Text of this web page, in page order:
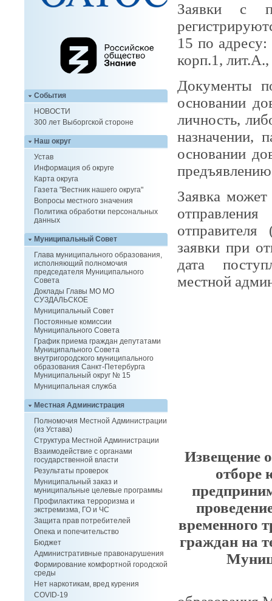
События
НОВОСТИ
300 лет Выборгской стороне
Наш округ
Устав
Информация об округе
Карта округа
Газета "Вестник нашего округа"
Вопросы местного значения
Политика обработки персональных
данных
Муниципальный Совет
Глава муниципального образования,
исполняющий полномочия
председателя Муниципального
Совета
Доклады Главы МО МО
СУЗДАЛЬСКОЕ
Муниципальный Совет
Постоянные комиссии
Муниципального Совета
График приема граждан депутатами
Муниципального Совета
внутригородского муниципального
образования Санкт-Петербурга
Муниципальный округ № 15
Муниципальная служба
Местная Администрация
Полномочия Местной Администрации
(из Устава)
Структура Местной Администрации
Взаимодействие с органами
государственной власти
Результаты проверок
Муниципальный заказ и
муниципальные целевые программы
Профилактика терроризма и
экстремизма, ГО и ЧС
Защита прав потребителей
Опека и попечительство
Бюджет
Административные правонарушения
Формирование комфортной городской
среды
Нет наркотикам, вред курения
COVID-19
Заявки с
15 по
корп.1,
Документы
основании
личность,
назначении,
основании
Заявка
отправления
заявки при
дата
местной
Извещение
отборе
временного
граждан на